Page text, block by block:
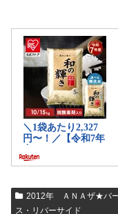
2012年 ＡＮＡザ★バ
ス・リバーサイド